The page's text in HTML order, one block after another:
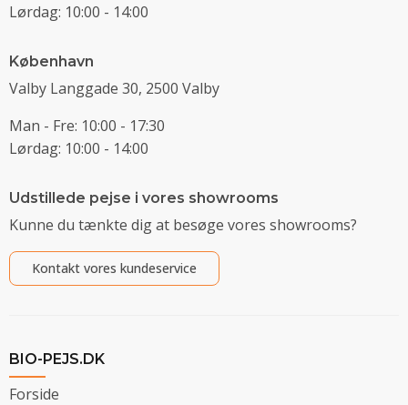
Lørdag: 10:00 - 14:00
København
Valby Langgade 30, 2500 Valby
Man - Fre: 10:00 - 17:30
Lørdag: 10:00 - 14:00
Udstillede pejse i vores showrooms
Kunne du tænkte dig at besøge vores showrooms?
Kontakt vores kundeservice
BIO-PEJS.DK
Forside